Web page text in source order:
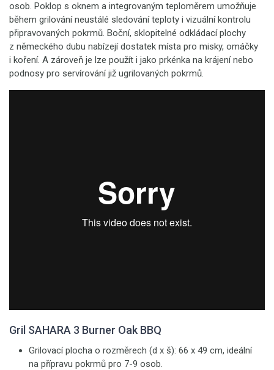
osob. Poklop s oknem a integrovaným teploměrem umožňuje
během grilování neustálé sledování teploty i vizuální kontrolu
připravovaných pokrmů. Boční, sklopitelné odkládací plochy
z německého dubu nabízejí dostatek místa pro misky, omáčky
i koření. A zároveň je lze použít i jako prkénka na krájení nebo
podnosy pro servírování již ugrilovaných pokrmů.
Gril SAHARA 3 Burner Oak BBQ
Grilovací plocha o rozměrech (d x š): 66 x 49 cm, ideální
na přípravu pokrmů pro 7-9 osob.